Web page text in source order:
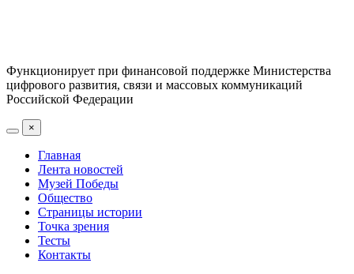
Функционирует при финансовой поддержке Министерства
цифрового развития, связи и массовых коммуникаций
Российской Федерации
×
Главная
Лента новостей
Музей Победы
Общество
Страницы истории
Точка зрения
Тесты
Контакты